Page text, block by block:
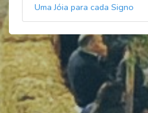
Uma Jóia para cada Signo